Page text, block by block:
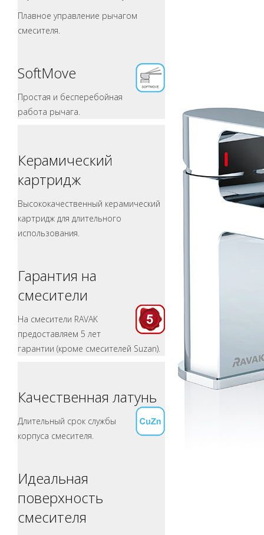
Плавное управление рычагом
смесителя.
SoftMove
Простая и бесперебойная
работа рычага.
Керамический
картридж
Высококачественный керамический
картридж для длительного
использования.
Гарантия на
смесители
На смесители RAVAK
предоставляем 5 лет
гарантии (кроме смесителей Suzan).
Качественная латунь
Длительный срок службы
корпуса смесителя.
Идеальная
поверхность
смесителя